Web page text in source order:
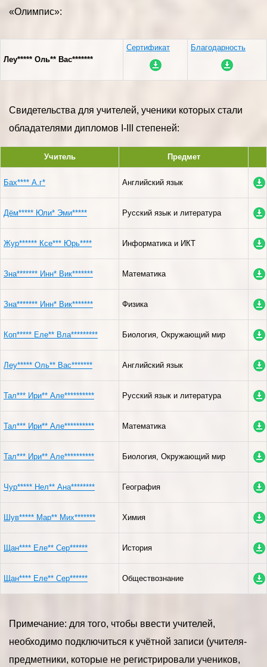
«Олимпис»:
Леу***** Оль** Вас*******
Сертификат Благодарность
Свидетельства для учителей, ученики которых стали
обладателями дипломов I-III степеней:
Учитель Предмет
Бах**** А.г* Английский язык
Дём***** Юли* Эми***** Русский язык и литература
Жур****** Ксе*** Юрь**** Информатика и ИКТ
Зна******* Инн* Вик******* Математика
Зна******* Инн* Вик******* Физика
Коп***** Еле** Вла********* Биология, Окружающий мир
Леу***** Оль** Вас******* Английский язык
Тал*** Ири** Але********** Русский язык и литература
Тал*** Ири** Але********** Математика
Тал*** Ири** Але********** Биология, Окружающий мир
Чур***** Нел** Ана******** География
Шув***** Мар** Мих******* Химия
Щан**** Еле** Сер****** История
Щан**** Еле** Сер****** Обществознание
Примечание: для того, чтобы ввести учителей,
необходимо подключиться к учётной записи (учителя-
предметники, которые не регистрировали учеников,